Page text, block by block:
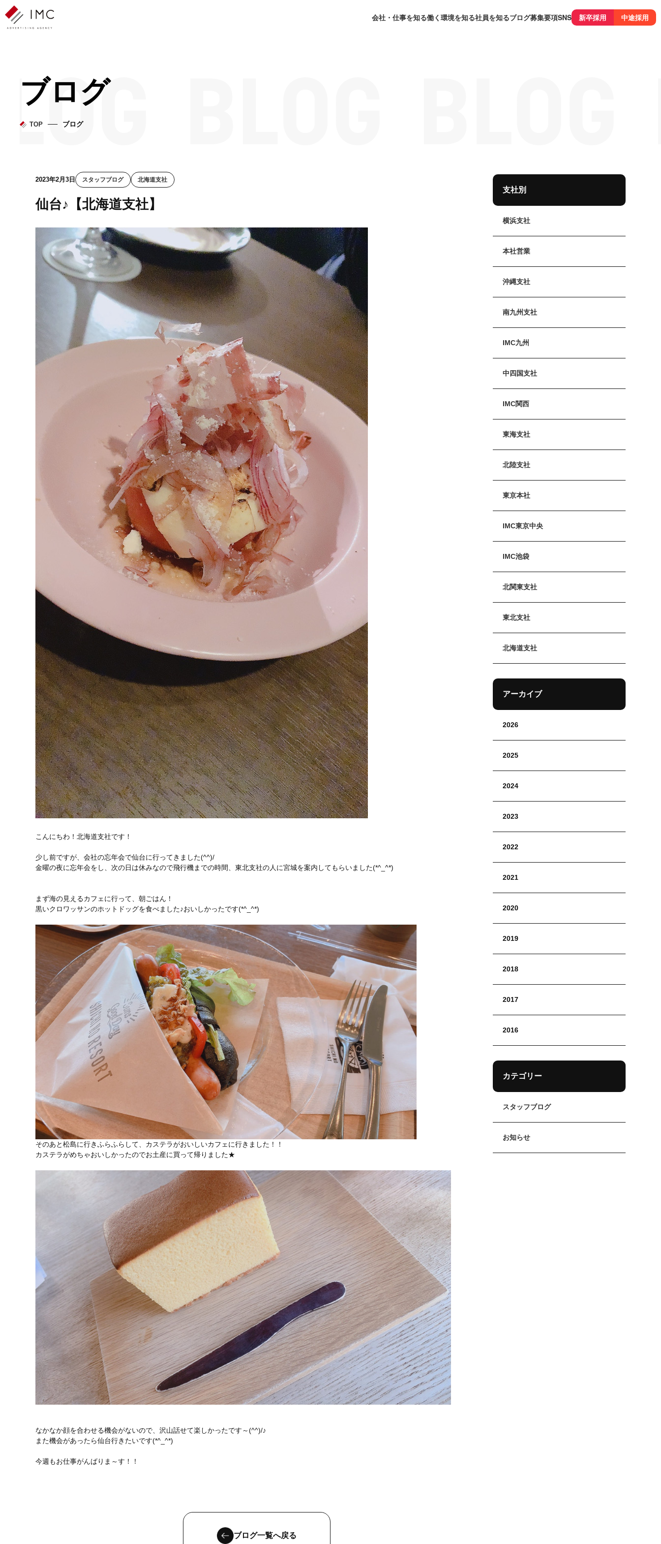
会社・仕事を知る働く環境を知る社員を知るブログ募集要項SNS 新卒採用 中途採用
ブログ
TOP ブログ
2023年2月3日 スタッフブログ 北海道支社
仙台♪【北海道支社】
こんにちわ！北海道支社です！
少し前ですが、会社の忘年会で仙台に行ってきました(^^)/
金曜の夜に忘年会をし、次の日は休みなので飛行機までの時間、東北支社の人に宮城を案内してもらいました(*^_^*)
まず海の見えるカフェに行って、朝ごはん！
黒いクロワッサンのホットドッグを食べました♪おいしかったです(*^_^*)
そのあと松島に行きふらふらして、カステラがおいしいカフェに行きました！！
カステラがめちゃおいしかったのでお土産に買って帰りました★
なかなか顔を合わせる機会がないので、沢山話せて楽しかったです～(^^)/♪
また機会があったら仙台行きたいです(*^_^*)
今週もお仕事がんばりま～す！！
ブログ一覧へ戻る
支社別
横浜支社
本社営業
沖縄支社
南九州支社
IMC九州
中四国支社
IMC関西
東海支社
北陸支社
東京本社
IMC東京中央
IMC池袋
北関東支社
東北支社
北海道支社
アーカイブ
2026
2025
2024
2023
2022
2021
2020
2019
2018
2017
2016
カテゴリー
スタッフブログ
お知らせ